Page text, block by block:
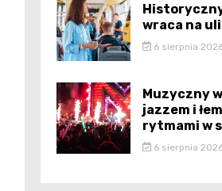
wraca na
6 sierpnia
Muzyczny
jazzem i
rytmami w
6 sierpnia